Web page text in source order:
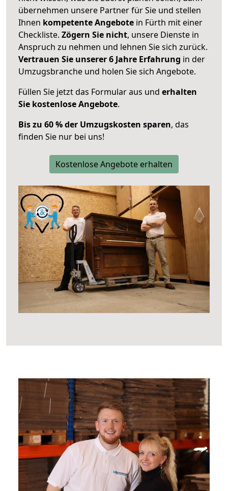
übernehmen unsere Partner für Sie und stellen
Ihnen kompetente Angebote in Fürth mit einer
Checkliste. Zögern Sie nicht, unsere Dienste in
Anspruch zu nehmen und lehnen Sie sich zurück.
Vertrauen Sie unserer 6 Jahre Erfahrung in der
Umzugsbranche und holen Sie sich Angebote.
Füllen Sie jetzt das Formular aus und erhalten
Sie kostenlose Angebote.
Bis zu 60 % der Umzugskosten sparen, das
finden Sie nur bei uns!
Kostenlose Angebote erhalten